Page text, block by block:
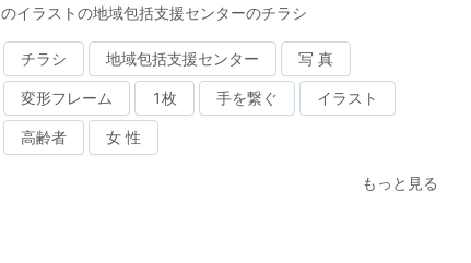
のイラストの地域包括支援センターのチラシ
チラシ 地域包括支援センター 写 真
変形フレーム 1枚 手を繋ぐ イラスト
高齢者 女 性
もっと見る